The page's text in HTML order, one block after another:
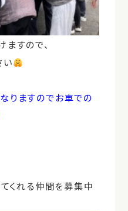
すので、
い
りますのでお車での
くれる仲間を募集中